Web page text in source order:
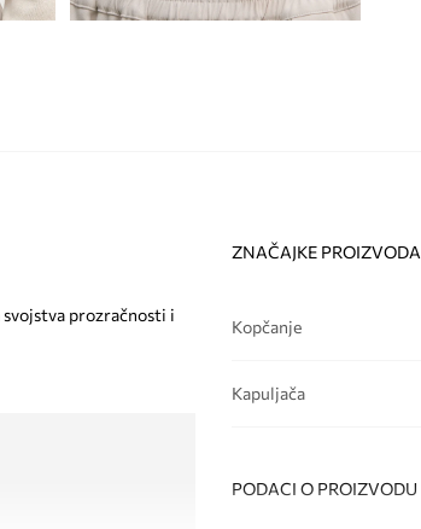
prozračnosti i
ZNAČAJKE PROIZVODA
Kopčanje
Kapuljača
PODACI O PROIZVODU